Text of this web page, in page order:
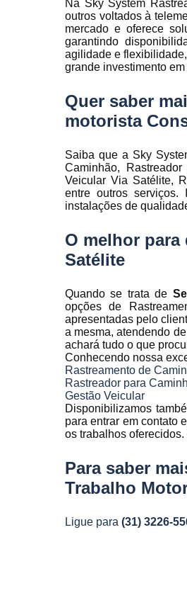
Na Sky System
outros voltados à
mercado e oferece
garantindo
agilidade e
grande investimento
Quer saber
motorista
Saiba que a Sky
Caminhão,
Veicular Via Satélite,
entre outros serviços.
instalações de
O melhor para
Satélite
Quando se trata de
opções de
apresentadas pelo
a mesma, atendendo
achará tudo o que
Conhecendo nossa
Rastreamento de
Rastreador para
Gestão Veicular
Disponibilizamos
para entrar em contato
os trabalhos
Para saber
Trabalho
Ligue para (31) 3226-